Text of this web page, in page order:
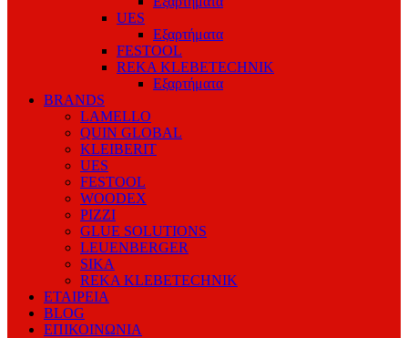
UES
Εξαρτήματα
FESTOOL
REKA KLEBETECHNIK
Εξαρτήματα
BRANDS
LAMELLO
QUIN GLOBAL
KLEIBERIT
UES
FESTOOL
WOODEX
PIZZI
GLUE SOLUTIONS
LEUENBERGER
SIKA
REKA KLEBETECHNIK
ΕΤΑΙΡΕΙΑ
BLOG
ΕΠΙΚΟΙΝΩΝΙΑ